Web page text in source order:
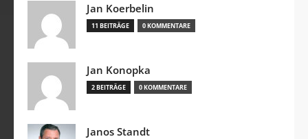
Jan Koerbelin
11 BEITRÄGE 0 KOMMENTARE
Jan Konopka
2 BEITRÄGE 0 KOMMENTARE
Janos Standt